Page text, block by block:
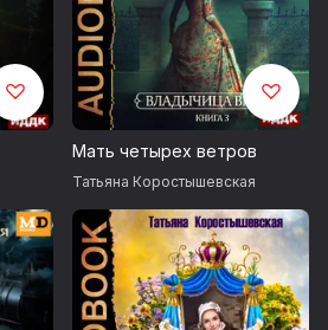
Мать четырех ветров
Татьяна Коростышевская